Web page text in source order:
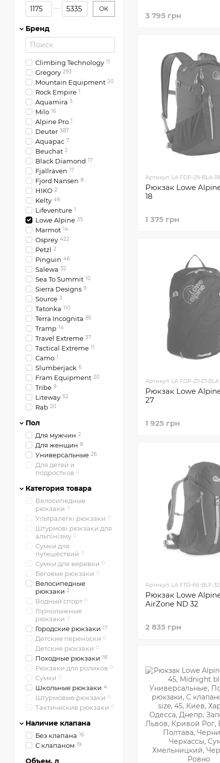
3 795 грн
Артикул: LA FDP-29-BLA-18
Рюкзак Lowe
18
1 375 грн
Артикул: LA FDP-27-27-BLA
Рюкзак Lowe
27
1 925 грн
Артикул: LA FTD-66-BLF-32
Рюкзак Lowe
AirZone ND 32
2 835 грн
От Цена, грн
До Цена, грн OK
Бренд
Climbing Technology 11
Gregory 293
Mountain Equipment 20
Rock Empire 1
Aquamira 5
Milo 16
Alpine Pro 1
Deuter 387
Aquapac 7
Beuchat 2
Black Diamond 17
Fjallraven 17
Fjord Nansen 8
HIKO 2
Kelty 49
Lifeventure 1
Lowe Alpine 35
Marmot 14
Osprey 422
Petzl 2
Pinguin 46
Salewa 32
Sea To Summit 10
Sierra Designs 9
Sourсe 3
Tatonka 110
Terra Incognita 85
Tramp 14
Travel Extreme 37
Tactical Extreme 11
Camo 1
Slumberjack 6
Fram Equipment 20
Tribe 9
Liteway 52
Rab 20
Пол
Для мужчин 2
Для женщин 8
Универсальные 26
Для детей и
подростков 0
Категория товара
Велосипедные
рюкзаки 0
Ультралегкі рюкзаки 0
Штурмові рюкзаки для
альпінізму 0
Сумки для
путешествий 0
Сумки для веревки 0
Беговые рюкзаки 0
Велосипедные
рюкзаки 2
Водный спорт 0
Горнолыжные
рюкзаки 0
Городские рюкзаки 17
Детские переноски 0
Детские рюкзаки 0
Походные рюкзаки 18
Рюкзаки для роликов 0
Сумки 0
Школьные рюкзаки 4
Штурмовые рюкзаки 0
Тактические рюкзаки 0
Наличие клапана
Без клапана 16
С клапаном 19
Объем, л